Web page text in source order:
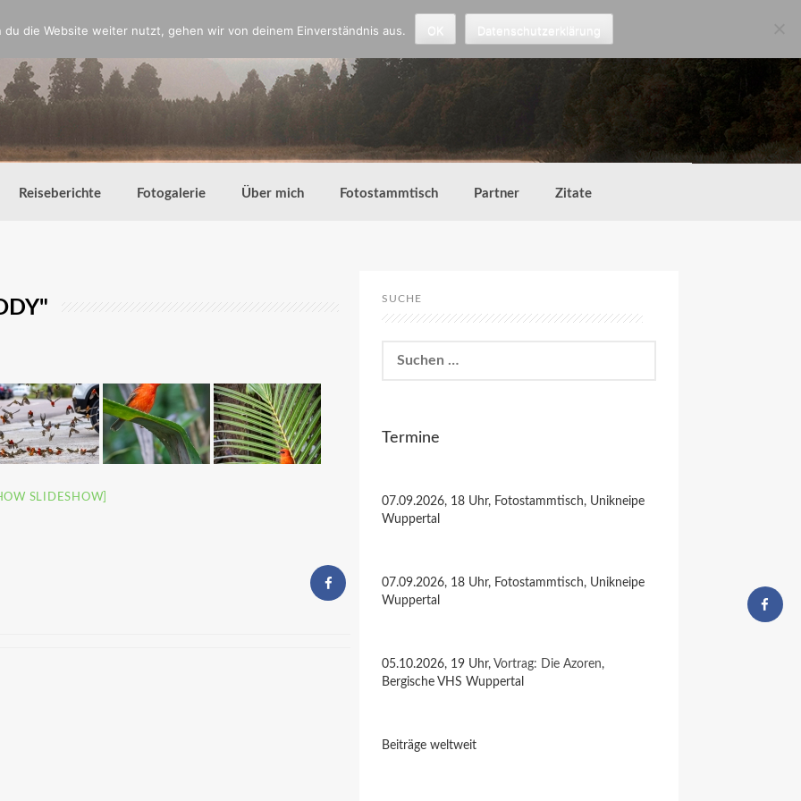
Reiseberichte Fotogalerie Über mich Fotostammtisch Partner Zitate
SLIDESHOW]
SUCHE
nach:
Termine
07.09.2026, 18 Uhr, Fotostammtisch, Unikneipe
Wuppertal
07.09.2026, 18 Uhr, Fotostammtisch, Unikneipe
Wuppertal
05.10.2026, 19 Uhr, Vortrag: Die Azoren,
Bergische VHS Wuppertal
Beiträge weltweit
die Website weiter nutzt, gehen wir von deinem Einverständnis aus.